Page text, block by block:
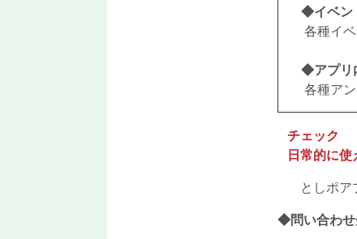
◆イベン
各種イ
◆アプリ
各種アン
チェック
日常的に使
としポア
◆問い合わせ